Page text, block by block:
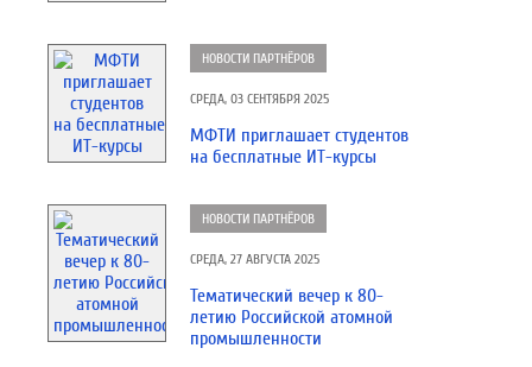
НОВОСТИ ПАРТНЁРОВ
СРЕДА, 03 СЕНТЯБРЯ 2025
МФТИ приглашает студентов
на бесплатные ИТ-курсы
НОВОСТИ ПАРТНЁРОВ
СРЕДА, 27 АВГУСТА 2025
Тематический вечер к 80-
летию Российской атомной
промышленности